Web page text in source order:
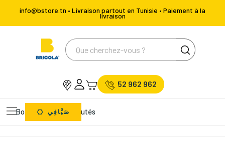
info@bstore.tn • Livraison partout en Tunisie • Paiement à la
livraison
52 962 962
Bons Plans Nouveautés
صَيَّافِي